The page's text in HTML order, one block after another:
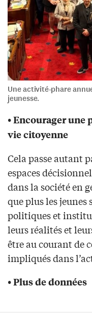
Une activité-phare
jeunesse.
• Encourager
vie citoyenne
Cela passe autant
espaces
dans la société en
que plus les
politiques et
leurs réalités et
être au courant de
impliqués dans
• Plus de données